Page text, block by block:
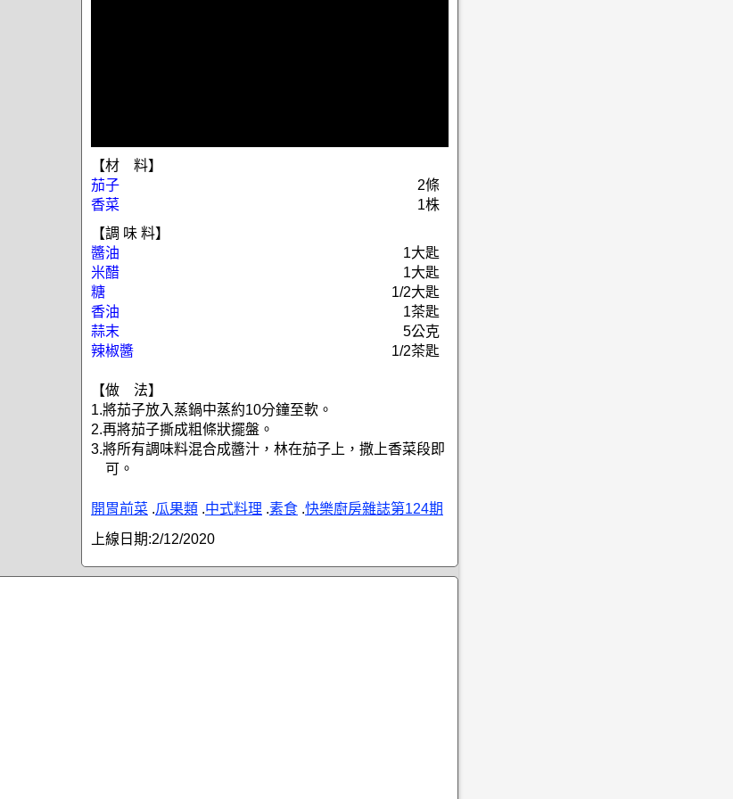
【材 料】
茄子
2條
香菜
1株
【調 味 料】
醬油
1大匙
米醋
1大匙
糖
1/2大匙
香油
1茶匙
蒜末
5公克
辣椒醬
1/2茶匙
【做 法】
1.將茄子放入蒸鍋中蒸約10分鐘至軟。
2.再將茄子撕成粗條狀擺盤。
3.將所有調味料混合成醬汁，林在茄子上，撒上香菜段即
可。
開胃前菜 .瓜果類 .中式料理 .素食 .快樂廚房雜誌第124期
上線日期:2/12/2020